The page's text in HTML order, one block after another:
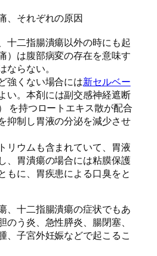
、それぞれの原因
十二指腸潰瘍以外の時にも起
）は腹部病変の存在を意味す
ならない。
強くない場合には新セルベー
い。本剤には副交感神経遮断
を持つロートエキス散が配合
抑制し胃液の分泌を減少させ
リウムも含まれていて、胃液
、胃潰瘍の場合には粘膜保護
もに、胃疾患による口臭をと
、十二指腸潰瘍の症状でもあ
のう炎、急性膵炎、腸閉塞、
、子宮外妊娠などで起こるこ